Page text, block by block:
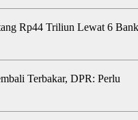
Rp44 Triliun Lewat 6 Bank
Terbakar, DPR: Perlu